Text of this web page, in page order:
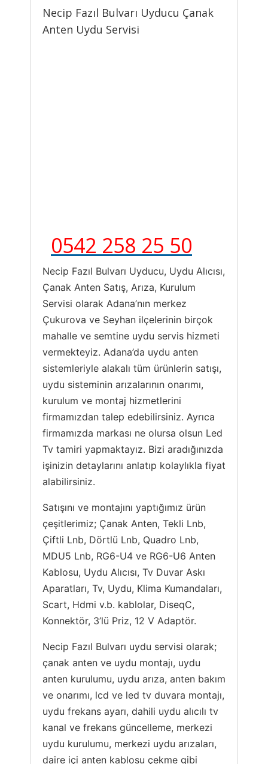
Necip Fazıl Bulvarı Uyducu Çanak
Anten Uydu Servisi
0542 258 25 50
Necip Fazıl Bulvarı Uyducu, Uydu Alıcısı,
Çanak Anten Satış, Arıza, Kurulum
Servisi olarak Adana’nın merkez
Çukurova ve Seyhan ilçelerinin birçok
mahalle ve semtine uydu servis hizmeti
vermekteyiz. Adana’da uydu anten
sistemleriyle alakalı tüm ürünlerin satışı,
uydu sisteminin arızalarının onarımı,
kurulum ve montaj hizmetlerini
firmamızdan talep edebilirsiniz. Ayrıca
firmamızda markası ne olursa olsun Led
Tv tamiri yapmaktayız. Bizi aradığınızda
işinizin detaylarını anlatıp kolaylıkla fiyat
alabilirsiniz.
Satışını ve montajını yaptığımız ürün
çeşitlerimiz; Çanak Anten, Tekli Lnb,
Çiftli Lnb, Dörtlü Lnb, Quadro Lnb,
MDU5 Lnb, RG6-U4 ve RG6-U6 Anten
Kablosu, Uydu Alıcısı, Tv Duvar Askı
Aparatları, Tv, Uydu, Klima Kumandaları,
Scart, Hdmi v.b. kablolar, DiseqC,
Konnektör, 3’lü Priz, 12 V Adaptör.
Necip Fazıl Bulvarı uydu servisi olarak;
çanak anten ve uydu montajı, uydu
anten kurulumu, uydu arıza, anten bakım
ve onarımı, lcd ve led tv duvara montajı,
uydu frekans ayarı, dahili uydu alıcılı tv
kanal ve frekans güncelleme, merkezi
uydu kurulumu, merkezi uydu arızaları,
daire içi anten kablosu çekme gibi